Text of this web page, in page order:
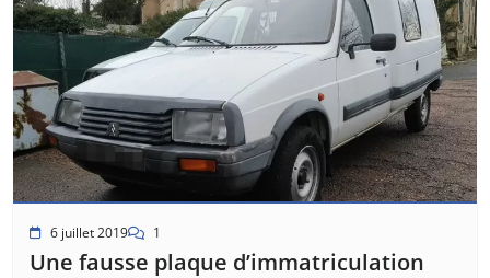
6 juillet 2019 1
Une fausse plaque d’immatriculation